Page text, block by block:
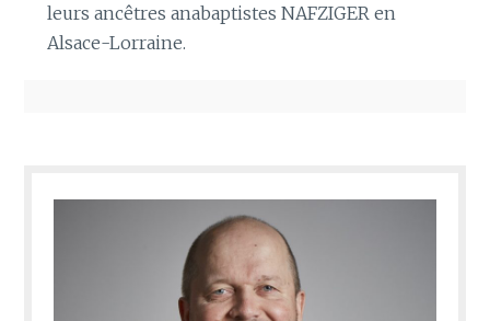
leurs ancêtres anabaptistes NAFZIGER en
Alsace-Lorraine.